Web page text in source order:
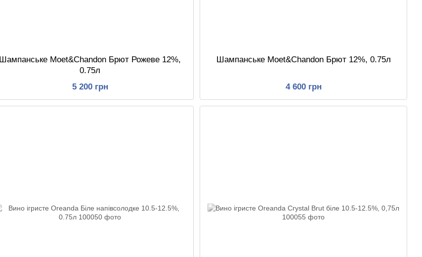
Шампанське Moet&Chandon Брют Рожеве 12%,
0.75л
5 200 грн
Шампанське Moet&Chandon Брют 12%, 0.75л
4 600 грн